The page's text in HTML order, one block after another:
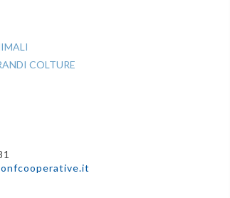
COLTURE